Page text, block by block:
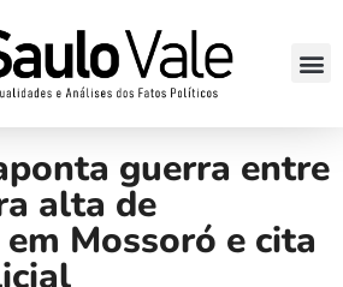
guerra entre
alta de
Mossoró e cita